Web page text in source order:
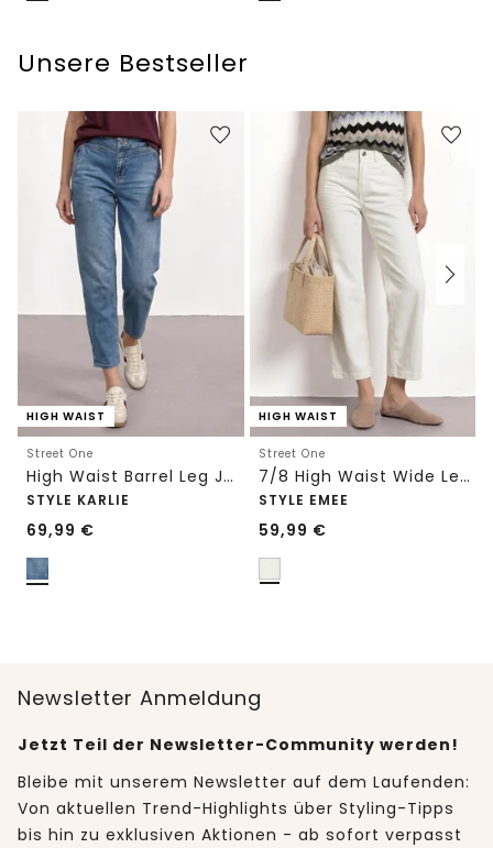
Unsere Bestseller
HIGH WAIST
Street One
High Waist Barrel Leg Jeans im Loose Fit
STYLE KARLIE
69,99 €
HIGH WAIST
Street One
7/8 High Waist Wide Leg Jeans im Loose Fit
STYLE EMEE
59,99 €
Newsletter Anmeldung
Jetzt Teil der Newsletter-Community werden!
Bleibe mit unserem Newsletter auf dem Laufenden:
Von aktuellen Trend-Highlights über Styling-Tipps
bis hin zu exklusiven Aktionen - ab sofort verpasst